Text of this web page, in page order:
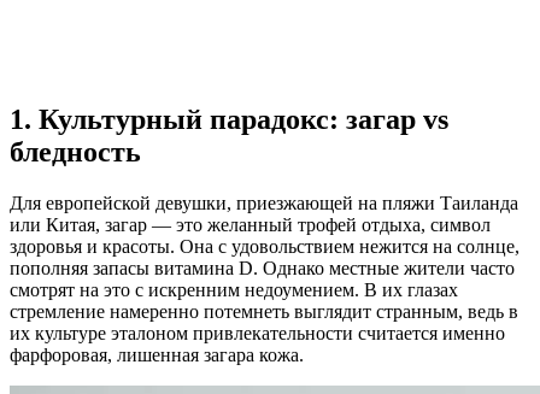
1. Культурный парадокс: загар vs
бледность
Для европейской девушки, приезжающей на пляжи Таиланда
или Китая, загар — это желанный трофей отдыха, символ
здоровья и красоты. Она с удовольствием нежится на солнце,
пополняя запасы витамина D. Однако местные жители часто
смотрят на это с искренним недоумением. В их глазах
стремление намеренно потемнеть выглядит странным, ведь в
их культуре эталоном привлекательности считается именно
фарфоровая, лишенная загара кожа.